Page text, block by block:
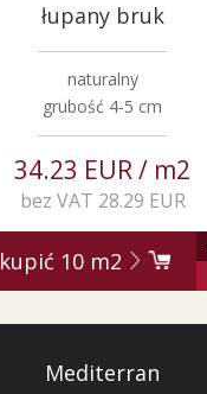
łupany bruk
naturalny
grubość 4-5 cm
34.23 EUR / m2
bez VAT 28.29 EUR
kupić 10m2
Mediterran